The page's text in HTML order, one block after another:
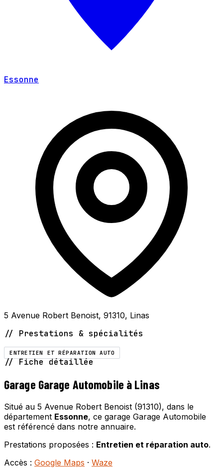
Essonne
5 Avenue Robert Benoist, 91310, Linas
// Prestations & spécialités
ENTRETIEN ET RÉPARATION AUTO
// Fiche détaillée
Garage Garage Automobile à Linas
Situé au 5 Avenue Robert Benoist (91310), dans le
département Essonne, ce garage Garage Automobile
est référencé dans notre annuaire.
Prestations proposées : Entretien et réparation auto.
Accès : Google Maps · Waze